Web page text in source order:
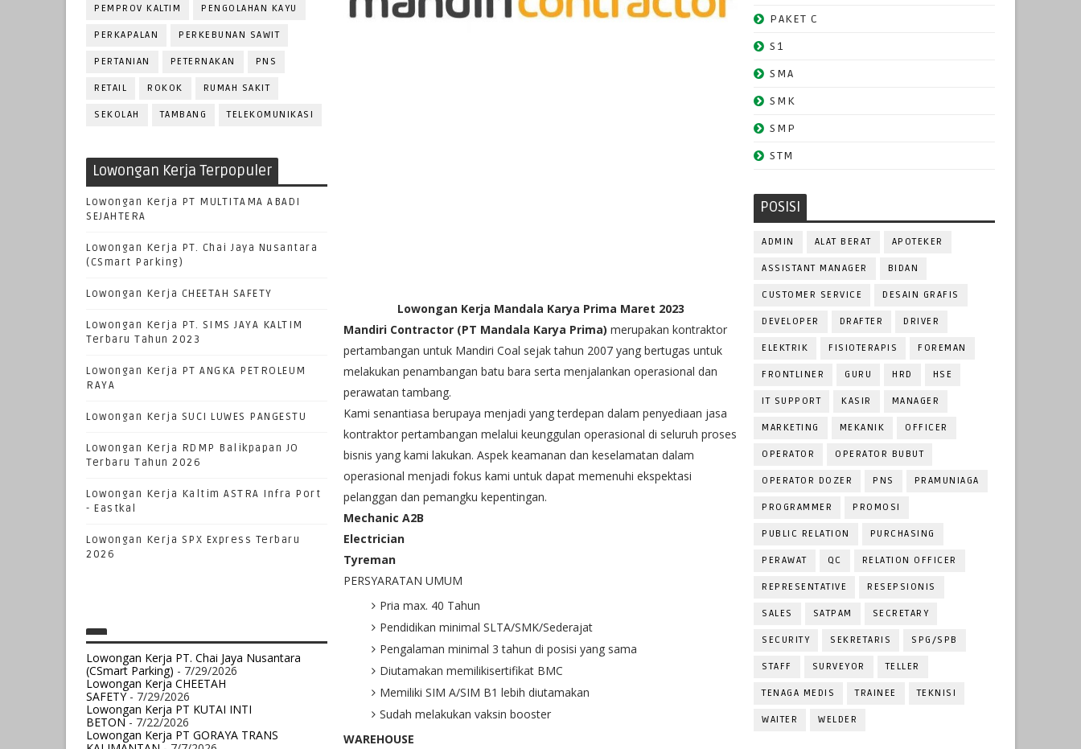
PEMPROV KALTIM PENGOLAHAN KAYU
PERKAPALAN PERKEBUNAN SAWIT
PERTANIAN PETERNAKAN PNS
RETAIL ROKOK RUMAH SAKIT
SEKOLAH TAMBANG TELEKOMUNIKASI
Lowongan Kerja Terpopuler
Lowongan Kerja PT MULTITAMA ABADI
SEJAHTERA
Lowongan Kerja PT. Chai Jaya Nusantara
(CSmart Parking)
Lowongan Kerja CHEETAH SAFETY
Lowongan Kerja PT. SIMS JAYA KALTIM
Terbaru Tahun 2023
Lowongan Kerja PT ANGKA PETROLEUM
RAYA
Lowongan Kerja SUCI LUWES PANGESTU
Lowongan Kerja RDMP Balikpapan JO
Terbaru Tahun 2026
Lowongan Kerja Kaltim ASTRA Infra Port
- Eastkal
Lowongan Kerja SPX Express Terbaru
2026
Lowongan Kerja PT. Chai Jaya Nusantara
(CSmart Parking) - 7/29/2026
Lowongan Kerja CHEETAH
SAFETY- 7/29/2026
Lowongan Kerja PT KUTAI INTI
BETON- 7/22/2026
Lowongan Kerja PT GORAYA TRANS
Lowongan Kerja Mandala Karya Prima Maret 2023
Mandiri Contractor (PT Mandala Karya Prima) merupakan kontraktor
pertambangan untuk Mandiri Coal sejak tahun 2007 yang bertugas untuk
melakukan penambangan batu bara serta menjalankan operasional dan
perawatan tambang.
Kami senantiasa berupaya menjadi yang terdepan dalam penyediaan jasa
kontraktor pertambangan melalui keunggulan operasional di seluruh proses
bisnis yang kami lakukan. Aspek keamanan dan keselamatan dalam
operasional menjadi fokus kami untuk dapat memenuhi ekspektasi
pelanggan dan pemangku kepentingan.
Mechanic A2B
Electrician
Tyreman
PERSYARATAN UMUM
Pria max. 40 Tahun
Pendidikan minimal SLTA/SMK/Sederajat
Pengalaman minimal 3 tahun di posisi yang sama
Diutamakan memilikisertifikat BMC
Memiliki SIM A/SIM B1 lebih diutamakan
Sudah melakukan vaksin booster
WAREHOUSE
PAKET C
S1
SMA
SMK
SMP
STM
POSISI
ADMIN ALAT BERAT APOTEKER
ASSISTANT MANAGER BIDAN
CUSTOMER SERVICE DESAIN GRAFIS
DEVELOPER DRAFTER DRIVER
ELEKTRIK FISIOTERAPIS FOREMAN
FRONTLINER GURU HRD HSE
IT SUPPORT KASIR MANAGER
MARKETING MEKANIK OFFICER
OPERATOR OPERATOR BUBUT
OPERATOR DOZER PNS PRAMUNIAGA
PROGRAMMER PROMOSI
PUBLIC RELATION PURCHASING
PERAWAT QC RELATION OFFICER
REPRESENTATIVE RESEPSIONIS
SALES SATPAM SECRETARY
SECURITY SEKRETARIS SPG/SPB
STAFF SURVEYOR TELLER
TENAGA MEDIS TRAINEE TEKNISI
WAITER WELDER